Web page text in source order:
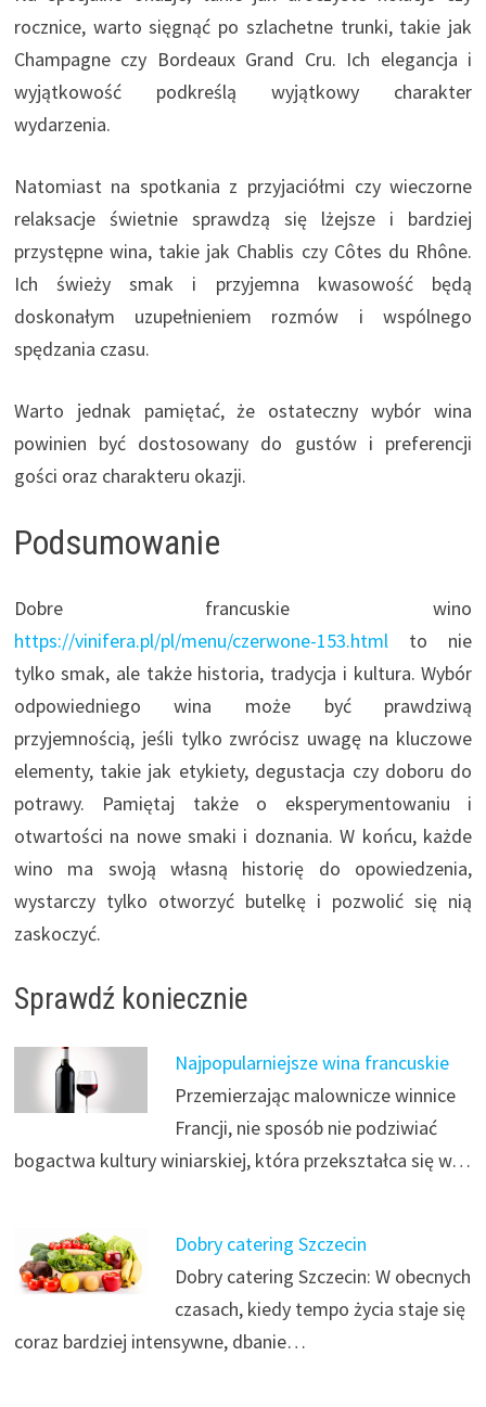
rocznice, warto sięgnąć po szlachetne trunki, takie jak
Champagne czy Bordeaux Grand Cru. Ich elegancja i
wyjątkowość podkreślą wyjątkowy charakter
wydarzenia.
Natomiast na spotkania z przyjaciółmi czy wieczorne
relaksacje świetnie sprawdzą się lżejsze i bardziej
przystępne wina, takie jak Chablis czy Côtes du Rhône.
Ich świeży smak i przyjemna kwasowość będą
doskonałym uzupełnieniem rozmów i wspólnego
spędzania czasu.
Warto jednak pamiętać, że ostateczny wybór wina
powinien być dostosowany do gustów i preferencji
gości oraz charakteru okazji.
Podsumowanie
Dobre francuskie wino
https://vinifera.pl/pl/menu/czerwone-153.html to nie
tylko smak, ale także historia, tradycja i kultura. Wybór
odpowiedniego wina może być prawdziwą
przyjemnością, jeśli tylko zwrócisz uwagę na kluczowe
elementy, takie jak etykiety, degustacja czy doboru do
potrawy. Pamiętaj także o eksperymentowaniu i
otwartości na nowe smaki i doznania. W końcu, każde
wino ma swoją własną historię do opowiedzenia,
wystarczy tylko otworzyć butelkę i pozwolić się nią
zaskoczyć.
Sprawdź koniecznie
Najpopularniejsze wina francuskie
Przemierzając malownicze winnice
Francji, nie sposób nie podziwiać
bogactwa kultury winiarskiej, która przekształca się w…
Dobry catering Szczecin
Dobry catering Szczecin: W obecnych
czasach, kiedy tempo życia staje się
coraz bardziej intensywne, dbanie…